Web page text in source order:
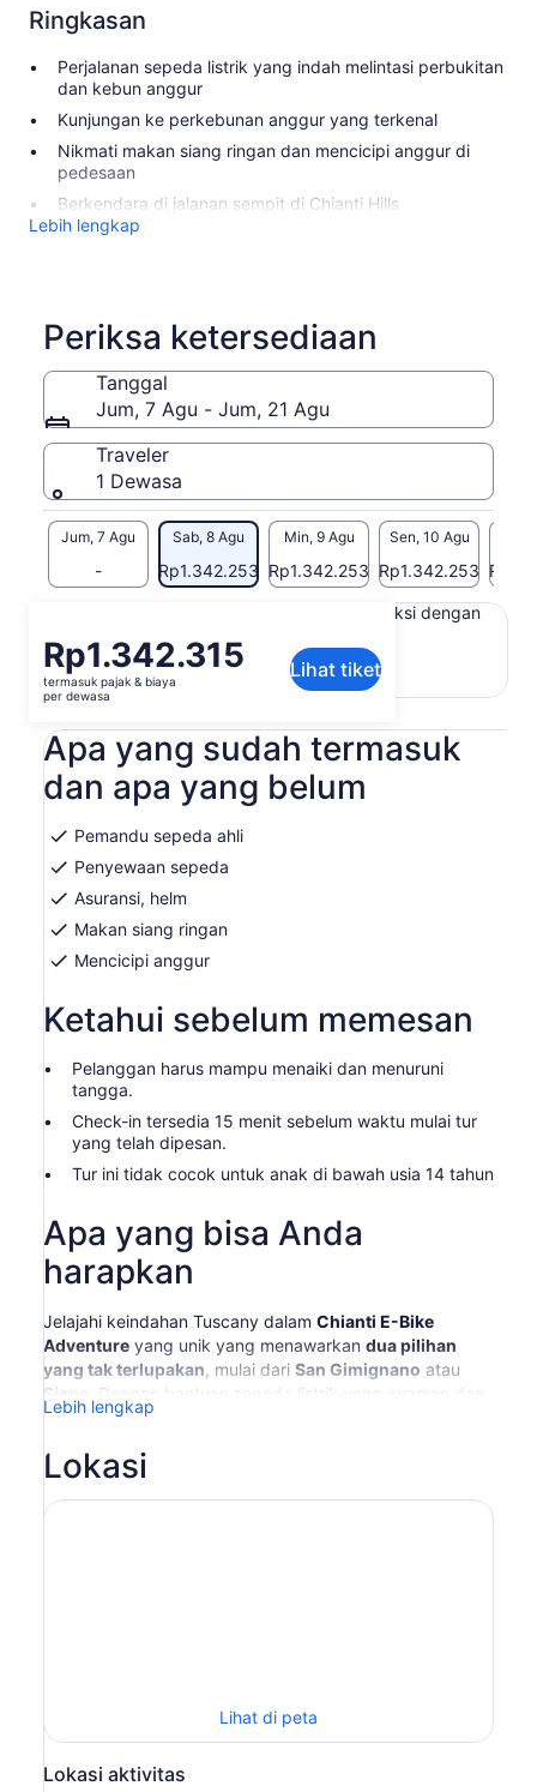
Ringkasan
Perjalanan sepeda listrik yang indah melintasi perbukitan
dan kebun anggur
Kunjungan ke perkebunan anggur yang terkenal
Nikmati makan siang ringan dan mencicipi anggur di
pedesaan
Berkendara di jalanan sempit di Chianti Hills
Lebih lengkap
Periksa ketersediaan
Tanggal
Jum, 7 Agu - Jum, 21 Agu
Traveler
1 Dewasa
Jum, 7 Agu
-
Sab, 8 Agu
Rp1.342.253
Min, 9 Agu
Rp1.342.253
Sen, 10 Agu
Rp1.342.253
Harga
Rp1.342.315
per
Rp1.342.315
termasuk pajak & biaya
per dewasa
Lihat tiket
Konten di halaman ini mungkin diproduksi dengan
Lihat teks asli (Bahasa Inggris)
Berikan masukan untuk terjemahan ini
tab
baru
Apa yang sudah termasuk
dan apa yang belum
Pemandu sepeda ahli
Penyewaan sepeda
Asuransi, helm
Makan siang ringan
Mencicipi anggur
Ketahui sebelum memesan
Pelanggan harus mampu menaiki dan menuruni
tangga.
Check-in tersedia 15 menit sebelum waktu mulai tur
yang telah dipesan.
Tur ini tidak cocok untuk anak di bawah usia 14 tahun
Apa yang bisa Anda
harapkan
Jelajahi keindahan Tuscany dalam Chianti E-Bike
Adventure yang unik yang menawarkan dua pilihan
yang tak terlupakan, mulai dari San Gimignano atau
Siena
. Dengan bantuan sepeda listrik yang nyaman dan
pemandu yang ahli, Anda akan bersepeda melintasi
anggur dan kebun zaitun, sambil menikmati
Kedua opsi tersebut mencakup kunjungan ke kilang
Chianti.
Lebih lengkap
Lokasi
Lihat di peta
Lokasi aktivitas